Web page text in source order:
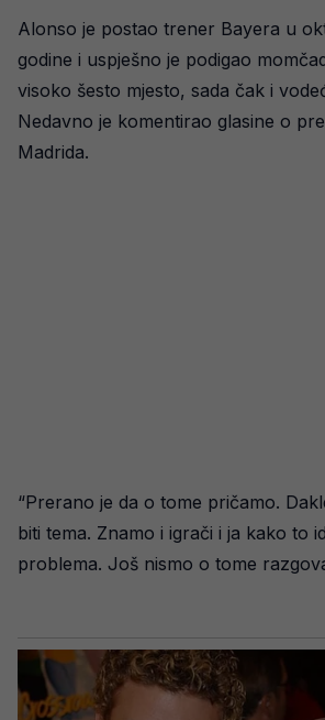
Alonso je postao trener Bayera u
godine i uspješno je podigao
visoko šesto mjesto, sada čak i
Nedavno je komentirao glasine o
Madrida.
“Prerano je da o tome pričamo.
biti tema. Znamo i igrači i ja kako to
problema. Još nismo o tome